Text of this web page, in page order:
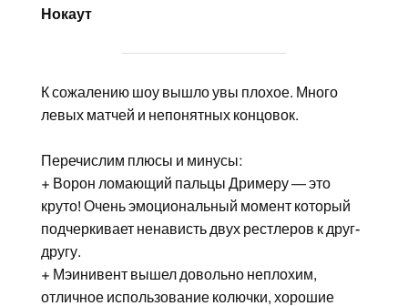
Нокаут
К сожалению шоу вышло увы плохое. Много
левых матчей и непонятных концовок.
Перечислим плюсы и минусы:
+ Ворон ломающий пальцы Дримеру — это
круто! Очень эмоциональный момент который
подчеркивает ненависть двух рестлеров к друг-
другу.
+ Мэинивент вышел довольно неплохим,
отличное использование колючки, хорошие